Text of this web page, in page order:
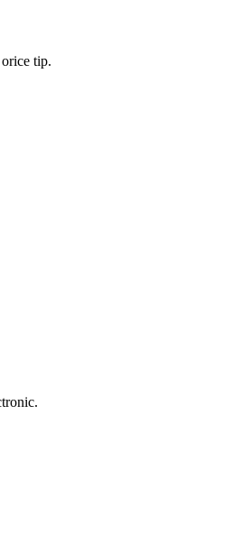
tip.